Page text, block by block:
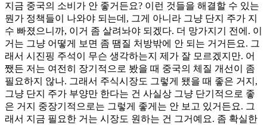
지금 중국의 소비가 안 좋거든요? 이런 것들을 해결할 수 있는
뭔가 정책들이 나와야 되는데, 그게 아니라 그냥 단지 주가 지
수 빠졌으니까, 이거 좀 살려놔야 되겠다. 더 망가지기 전에. 이
거는 그냥 어떻게 보면 좀 땜질 처방밖에 안 되는 거거든요. 그
래서 시진핑 주석이 무슨 생각하는지 제가 잘 모르겠지만. 어
쨌든 저는 여전히 장기적으로 봤을 때 중국의 체질 개선이 좀
필요하지 않나. 그래서 주식시장도 그렇게 됐을 때 좋은 거지,
그냥 단지 주가 부양만 한다는 건 사실상 그냥 단기적으로 좋
은 거지 중장기적으로는 그렇게 좋게는 안 보고 있거든요. 그
래서 지금 필요한 거는 시장도 원하는 건 그거예요. 좀 확실한